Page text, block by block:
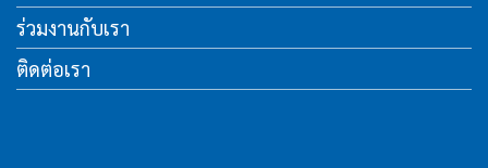
ร่วมงานกับเรา
ติดต่อเรา